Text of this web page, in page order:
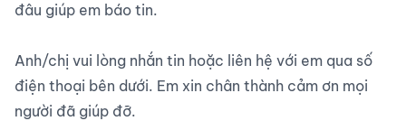
đâu giúp em báo tin.
Anh/chị vui lòng nhắn tin hoặc liên hệ với em qua số
điện thoại bên dưới. Em xin chân thành cảm ơn mọi
người đã giúp đỡ.